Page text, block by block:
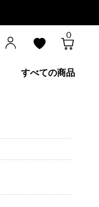
0
すべての商品